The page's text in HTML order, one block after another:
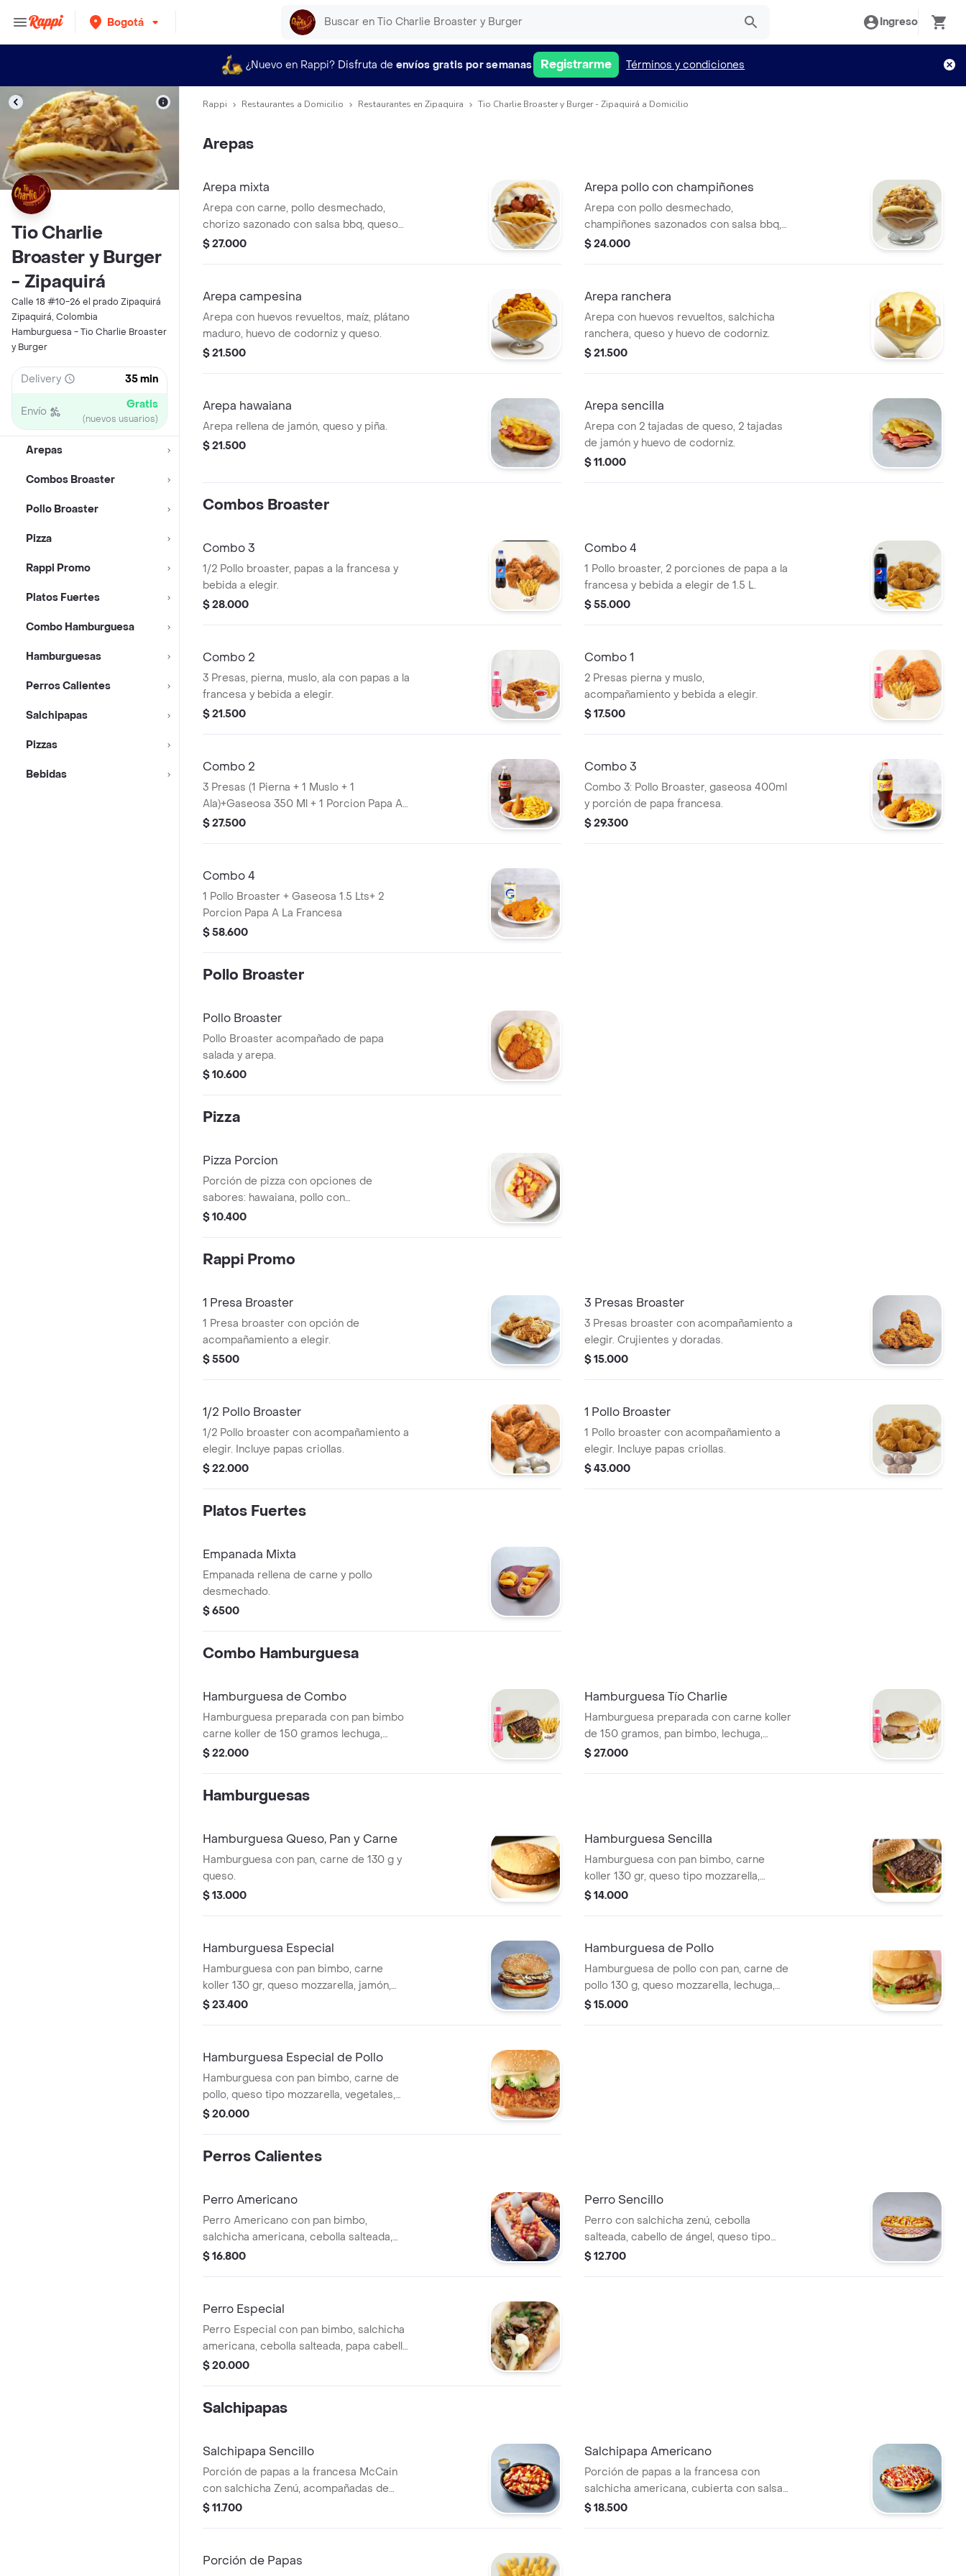
Bogotá Ingreso
¿Nuevo en Rappi? Disfruta de envíos gratis por semanas Registrarme Términos y condiciones
Tio Charlie
Broaster y Burger
- Zipaquirá
Calle 18 #10-26 el prado Zipaquirá
Zipaquirá, Colombia
Hamburguesa - Tio Charlie Broaster
y Burger
Delivery 35 min
Envío Gratis
(nuevos usuarios)
Arepas
Combos Broaster
Pollo Broaster
Pizza
Rappi Promo
Platos Fuertes
Combo Hamburguesa
Hamburguesas
Perros Calientes
Salchipapas
Pizzas
Bebidas
Rappi Restaurantes a Domicilio Restaurantes en Zipaquira Tio Charlie Broaster y Burger - Zipaquirá a Domicilio
Arepas
Arepa mixta
Arepa con carne, pollo desmechado,
chorizo sazonado con salsa bbq, queso
doble crema y huevo de codorniz.
$ 27.000
Arepa pollo con champiñones
Arepa con pollo desmechado,
champiñones sazonados con salsa bbq,
queso doble crema y huevo de codorniz.
$ 24.000
Arepa campesina
Arepa con huevos revueltos, maíz, plátano
maduro, huevo de codorniz y queso.
$ 21.500
Arepa ranchera
Arepa con huevos revueltos, salchicha
ranchera, queso y huevo de codorniz.
$ 21.500
Arepa hawaiana
Arepa rellena de jamón, queso y piña.
$ 21.500
Arepa sencilla
Arepa con 2 tajadas de queso, 2 tajadas
de jamón y huevo de codorniz.
$ 11.000
Combos Broaster
Combo 3
1/2 Pollo broaster, papas a la francesa y
bebida a elegir.
$ 28.000
Combo 4
1 Pollo broaster, 2 porciones de papa a la
francesa y bebida a elegir de 1.5 L.
$ 55.000
Combo 2
3 Presas, pierna, muslo, ala con papas a la
francesa y bebida a elegir.
$ 21.500
Combo 1
2 Presas pierna y muslo,
acompañamiento y bebida a elegir.
$ 17.500
Combo 2
3 Presas (1 Pierna + 1 Muslo + 1
Ala)+Gaseosa 350 Ml + 1 Porcion Papa A
La Francesa
$ 27.500
Combo 3
Combo 3: Pollo Broaster, gaseosa 400ml
y porción de papa francesa.
$ 29.300
Combo 4
1 Pollo Broaster + Gaseosa 1.5 Lts+ 2
Porcion Papa A La Francesa
$ 58.600
Pollo Broaster
Pollo Broaster
Pollo Broaster acompañado de papa
salada y arepa.
$ 10.600
Pizza
Pizza Porcion
Porción de pizza con opciones de
sabores: hawaiana, pollo con
champiñones, carnes, tocineta con maíz,
$ 10.400
Rappi Promo
1 Presa Broaster
1 Presa broaster con opción de
acompañamiento a elegir.
$ 5500
3 Presas Broaster
3 Presas broaster con acompañamiento a
elegir. Crujientes y doradas.
$ 15.000
1/2 Pollo Broaster
1/2 Pollo broaster con acompañamiento a
elegir. Incluye papas criollas.
$ 22.000
1 Pollo Broaster
1 Pollo broaster con acompañamiento a
elegir. Incluye papas criollas.
$ 43.000
Platos Fuertes
Empanada Mixta
Empanada rellena de carne y pollo
desmechado.
$ 6500
Combo Hamburguesa
Hamburguesa de Combo
Hamburguesa preparada con pan bimbo
carne koller de 150 gramos lechuga,
tomate, cebolla y queso gratinado.
$ 22.000
Hamburguesa Tío Charlie
Hamburguesa preparada con carne koller
de 150 gramos, pan bimbo, lechuga,
tomate, cebolla, queso gratinado, pollo y
$ 27.000
Hamburguesas
Hamburguesa Queso, Pan y Carne
Hamburguesa con pan, carne de 130 g y
queso.
$ 13.000
Hamburguesa Sencilla
Hamburguesa con pan bimbo, carne
koller 130 gr, queso tipo mozzarella,
vegetales, lechuga, tomate, cebolla y
$ 14.000
Hamburguesa Especial
Hamburguesa con pan bimbo, carne
koller 130 gr, queso mozzarella, jamón,
pollo, champiñones, lechuga, tomate y
$ 23.400
Hamburguesa de Pollo
Hamburguesa de pollo con pan, carne de
pollo 130 g, queso mozzarella, lechuga,
tomate y cebolla.
$ 15.000
Hamburguesa Especial de Pollo
Hamburguesa con pan bimbo, carne de
pollo, queso tipo mozzarella, vegetales,
lechuga, tomate, cebolla, jamón, pollo y
$ 20.000
Perros Calientes
Perro Americano
Perro Americano con pan bimbo,
salchicha americana, cebolla salteada,
papa cabello de ángel, queso mozzarella y
$ 16.800
Perro Sencillo
Perro con salchicha zenú, cebolla
salteada, cabello de ángel, queso tipo
mozzarella y huevo codorniz.
$ 12.700
Perro Especial
Perro Especial con pan bimbo, salchicha
americana, cebolla salteada, papa cabello
de ángel, queso mozzarella, huevo de
$ 20.000
Salchipapas
Salchipapa Sencillo
Porción de papas a la francesa McCain
con salchicha Zenú, acompañadas de
salsa.
$ 11.700
Salchipapa Americano
Porción de papas a la francesa con
salchicha americana, cubierta con salsas
de tomate y mayonesa.
$ 18.500
Porción de Papas